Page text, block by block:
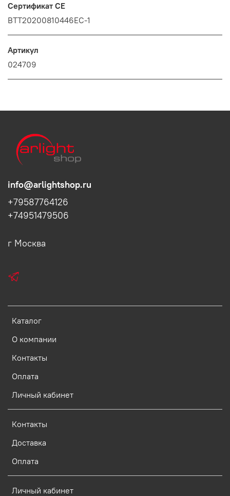
Сертификат CE
BTT20200810446EC-1
Артикул
024709
Каталог
О компании
Контакты
Оплата
Личный кабинет
Контакты
Доставка
Оплата
Личный кабинет
info@arlightshop.ru
+79587764126
+74951479506
г Москва